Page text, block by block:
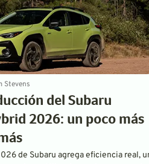
Stevens
del Subaru
2026: un poco más
de Subaru agrega eficiencia real,